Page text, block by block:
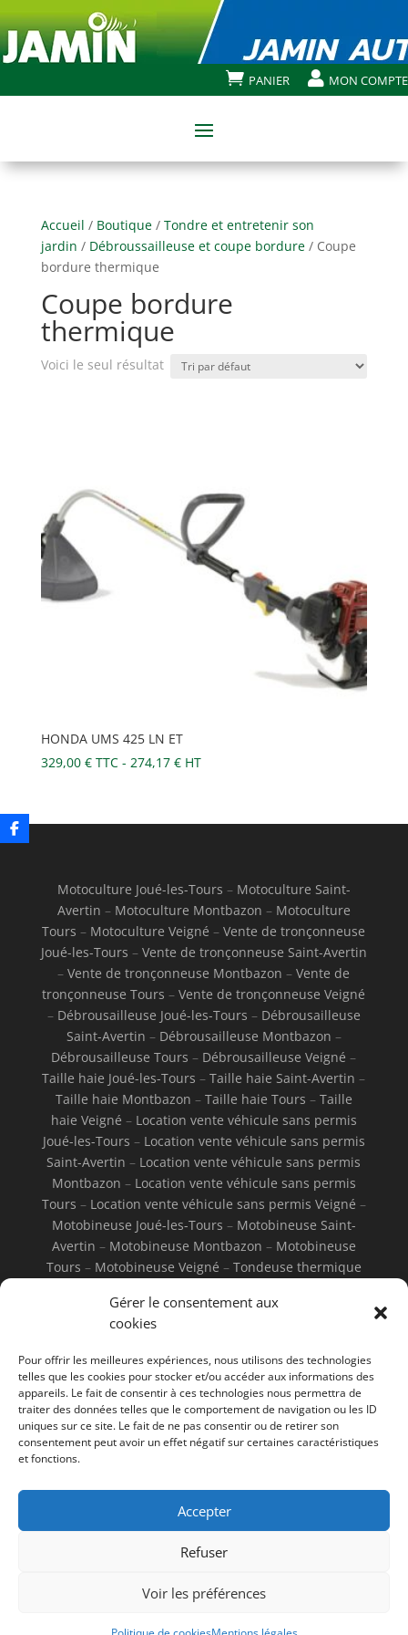
Gérer le consentement aux
cookies
Pour offrir les meilleures expériences, nous utilisons des technologies
telles que les cookies pour stocker et/ou accéder aux informations des
appareils. Le fait de consentir à ces technologies nous permettra de
traiter des données telles que le comportement de navigation ou les ID
uniques sur ce site. Le fait de ne pas consentir ou de retirer son
consentement peut avoir un effet négatif sur certaines caractéristiques
et fonctions.
Accepter
Refuser
Voir les préférences
 PANIER  MON COMPTE
Accueil / Boutique/ Tondre et entretenir son
jardin / Débroussailleuse et coupe bordure/ Coupe
bordure thermique
Coupe bordure
thermique
Voici le seul résultat
HONDA UMS 425 LN ET
329,00 € TTC - 274,17 €HT
Motoculture Joué-les-Tours – Motoculture Saint-
Avertin – Motoculture Montbazon – Motoculture
Tours – Motoculture Veigné –Vente de tronçonneuse
Joué-les-Tours – Vente de tronçonneuse Saint-Avertin
–Vente de tronçonneuse Montbazon –Vente de
tronçonneuse Tours –Vente de tronçonneuse Veigné
– Débrousailleuse Joué-les-Tours – Débrousailleuse
Saint-Avertin – Débrousailleuse Montbazon –
Débrousailleuse Tours – Débrousailleuse Veigné –
Taille haie Joué-les-Tours –Taille haie Saint-Avertin –
Taille haie Montbazon – Taille haie Tours – Taille
haie Veigné – Location vente véhicule sans permis
Joué-les-Tours – Location vente véhicule sans permis
Saint-Avertin – Location vente véhicule sans permis
Montbazon – Location vente véhicule sans permis
Tours – Location vente véhicule sans permis Veigné –
Motobineuse Joué-les-Tours – Motobineuse Saint-
Avertin – Motobineuse Montbazon – Motobineuse
Tours – Motobineuse Veigné – Tondeuse thermique
Tondeuse thermique Montbazon–
thermique Tours
électrique Saint-Avertin–Tondeuse électrique
Montbazon–Tondeuse électrique Tours–Tondeuse
électrique Veigné
Mentions Légales
© Jamin Motoculture - 2026 - Tous